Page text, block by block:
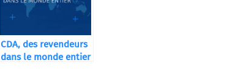
CDA, des revendeurs
dans le monde entier